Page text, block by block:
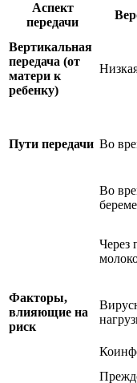
Аспект
передачи
Вертикальная
передача (от
матери к
ребенку)
Пути передачи Во
Во
Через
Факторы,
влияющие на
риск